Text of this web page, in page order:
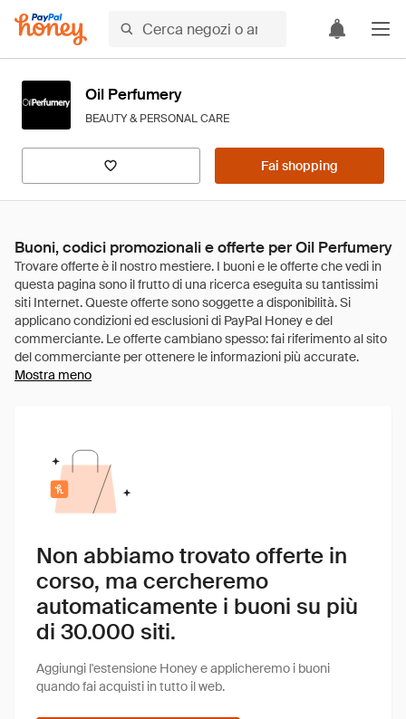
Oil Perfumery
BEAUTY & PERSONAL CARE
Fai shopping
Buoni, codici promozionali e offerte per Oil Perfumery
Mostra meno
Non abbiamo trovato offerte in
corso, ma cercheremo
automaticamente i buoni su più
di 30.000 siti.
Aggiungi l'estensione Honey e applicheremo i buoni
quando fai acquisti in tutto il web.